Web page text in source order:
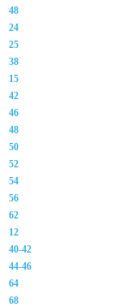
48
24
25
38
15
42
46
48
50
52
54
56
62
12
40-42
44-46
64
68